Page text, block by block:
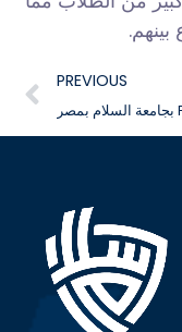
PREVIOUS